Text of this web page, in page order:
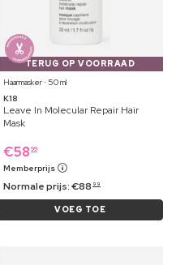
TERUG OP VOORRAAD
Haarmasker ⋅ 50 ml
K18
Leave In Molecular Repair Hair
Mask
€58 99
Memberprijs
Normale prijs:€88 99
VOEG TOE